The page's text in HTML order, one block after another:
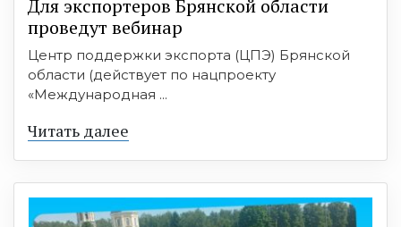
Для экспортеров Брянской области
проведут вебинар
Центр поддержки экспорта (ЦПЭ) Брянской
области (действует по нацпроекту
«Международная ...
Читать далее